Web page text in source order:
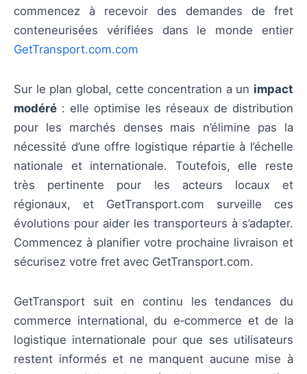
commencez à recevoir des demandes de fret
conteneurisées vérifiées dans le monde entier
GetTransport.com.com
Sur le plan global, cette concentration a un impact
modéré : elle optimise les réseaux de distribution
pour les marchés denses mais n’élimine pas la
nécessité d’une offre logistique répartie à l’échelle
nationale et internationale. Toutefois, elle reste
très pertinente pour les acteurs locaux et
régionaux, et GetTransport.com surveille ces
évolutions pour aider les transporteurs à s’adapter.
Commencez à planifier votre prochaine livraison et
sécurisez votre fret avec GetTransport.com.
GetTransport suit en continu les tendances du
commerce international, du e‑commerce et de la
logistique internationale pour que ses utilisateurs
restent informés et ne manquent aucune mise à